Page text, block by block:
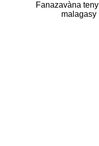
Fanazavàna teny
malagasy